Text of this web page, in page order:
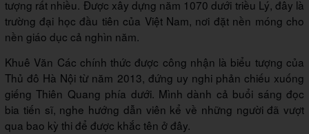
tượng rất nhiều. Được xây dựng năm 1070 dưới triều Lý, đây là
trường đại học đầu tiên của Việt Nam, nơi đặt nền móng cho
nền giáo dục cả nghìn năm.
Khuê Văn Các chính thức được công nhận là biểu tượng của
Thủ đô Hà Nội từ năm 2013, đứng uy nghi phản chiếu xuống
giếng Thiên Quang phía dưới. Mình dành cả buổi sáng đọc
bia tiến sĩ, nghe hướng dẫn viên kể về những người đã vượt
qua bao kỳ thi để được khắc tên ở đây.